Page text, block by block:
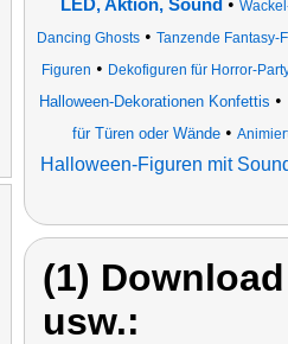
LED, Aktion, Sound •
Dancing Ghosts • Tanzende Fantasy-
Figuren • Dekofiguren für Horror-
Halloween-Dekorationen Konfettis •
für Türen oder Wände •
Halloween-Figuren mit
(1)
usw.: